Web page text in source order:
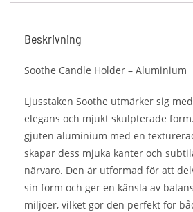
Beskrivning
Soothe Candle Holder – Aluminium
Ljusstaken Soothe utmärker sig
elegans och mjukt skulpterade
gjuten aluminium med en
skapar dess mjuka kanter och
närvaro. Den är utformad för att
sin form och ger en känsla av
miljöer, vilket gör den perfekt för